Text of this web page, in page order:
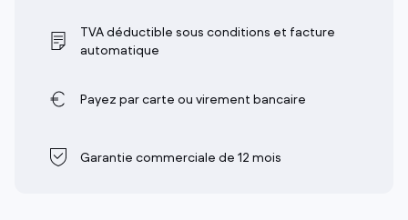
TVA déductible sous conditions et facture
automatique
Payez par carte ou virement bancaire
Garantie commerciale de 12 mois